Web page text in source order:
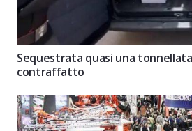
Sequestrata quasi una
contraffatto